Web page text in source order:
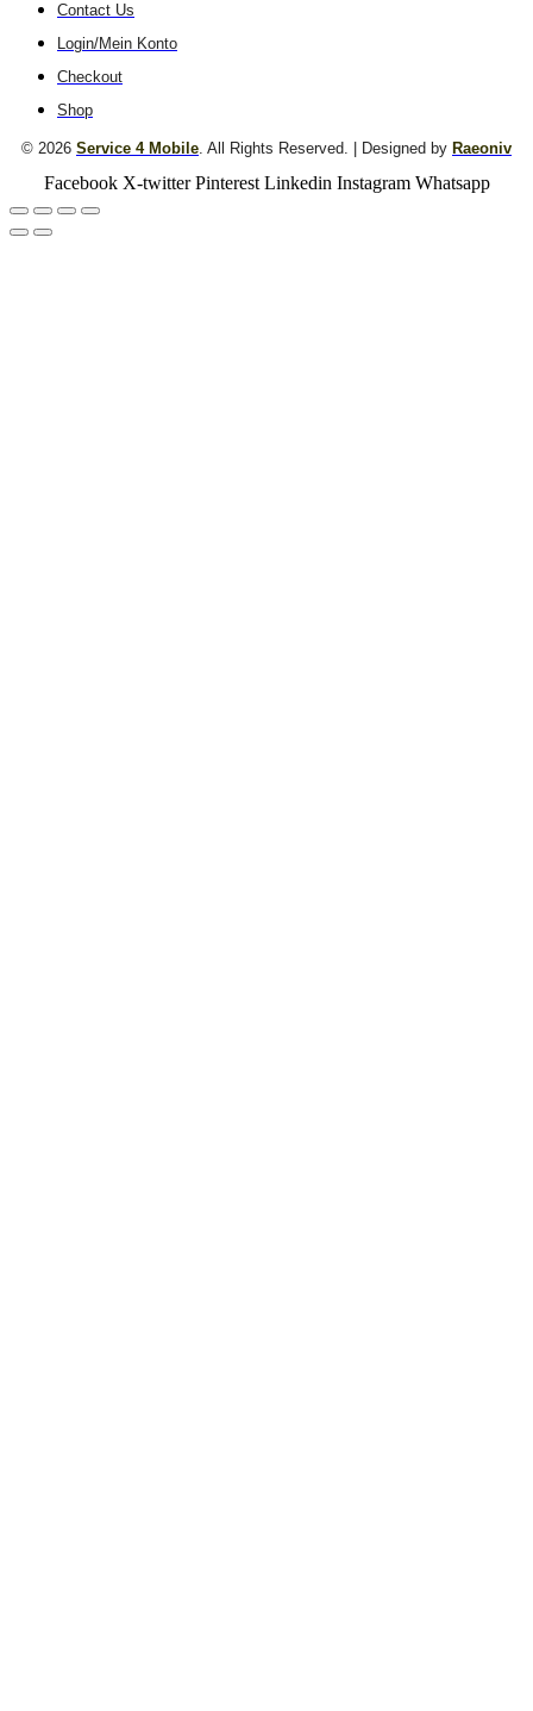
Contact Us
Login/Mein Konto
Checkout
Shop
© 2026 Service 4 Mobile . All Rights Reserved. | Designed by Raeoniv
Facebook X-twitter Pinterest Linkedin Instagram Whatsapp